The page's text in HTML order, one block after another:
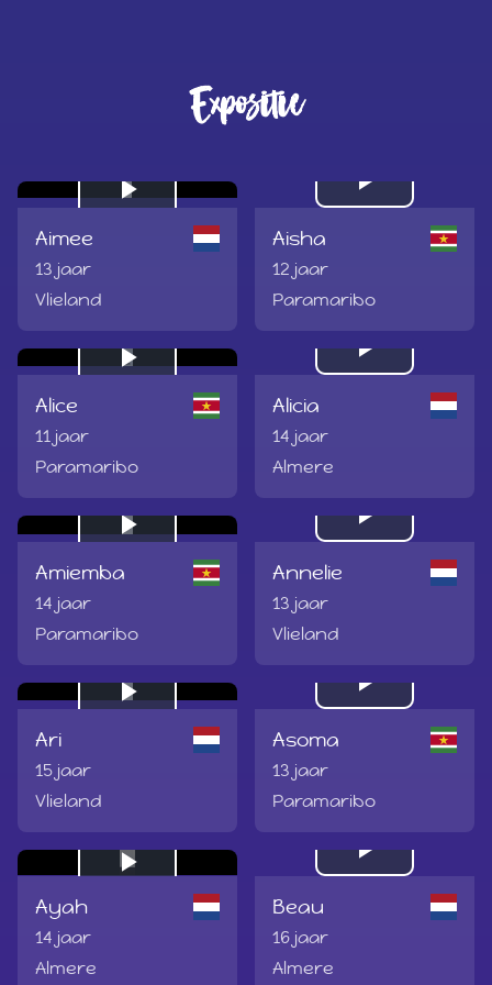
Expositie
Play
Video
Aimee
13 jaar
Vlieland
Play
Video
Aisha
12 jaar
Paramaribo
Play
Alice
11 jaar
Paramaribo
Play
Video
Alicia
14 jaar
Almere
Play
Amiemba
14 jaar
Paramaribo
Play
Video
Annelie
13 jaar
Vlieland
Play
Video
Ari
15 jaar
Vlieland
Play
Video
Asoma
13 jaar
Paramaribo
Play
Ayah
14 jaar
Almere
Play
Video
Beau
16 jaar
Almere